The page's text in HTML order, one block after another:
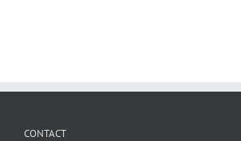
CONTACT